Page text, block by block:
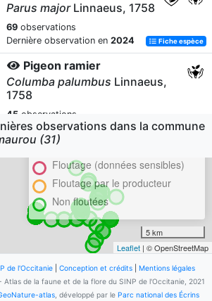
Parus majorLinnaeus, 1758
69 observations
Dernière observation en 2024 Fiche espèce
Pigeon ramier
Columba palumbus Linnaeus,
1758
45 observations
Dernière observation en2024 Fiche espèce
Sturnus vulgaris Linnaeus, 1758
observations
Dernière observation en2024
Rougegorge familier
Erithacus rubecula
(Linnaeus, 1758)
observations
Fiche espèce
observations dans la commune
(31)
Cluster
En attente de validation régionale
Floutage (données sensibles)
Floutage par le producteur
Non floutées
5 km
Leaflet | © OpenStreetMap
de l'Occitanie| Conception et crédits| Mentions légales
Atlas de la faune et de la flore du SINP de l'Occitanie, 2021
atlas, développé par le Parc national des Écrins